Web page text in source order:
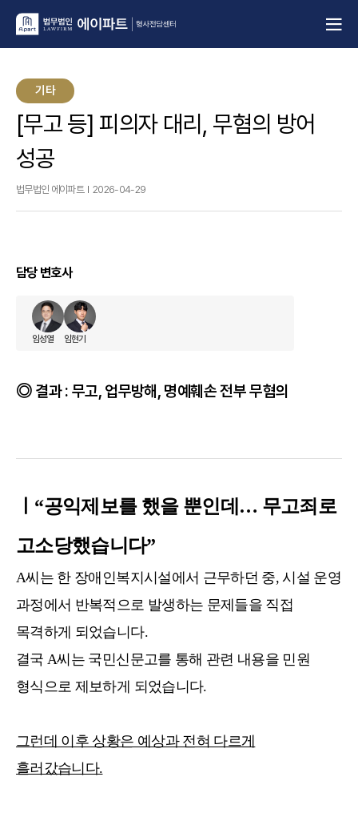
기타
[무고 등] 피의자 대리, 무혐의 방어
성공
법무법인 에이파트 2026-04-29
담당 변호사
임성열 임현기
결과 : 무고, 업무방해, 명예훼손 전부 무혐의
ㅣ“공익제보를 했을 뿐인데… 무고죄로
고소당했습니다”
A씨는 한 장애인복지시설에서 근무하던 중, 시설 운영
과정에서 반복적으로 발생하는 문제들을 직접
목격하게 되었습니다.
결국 A씨는 국민신문고를 통해 관련 내용을 민원
형식으로 제보하게 되었습니다.
그런데 이후 상황은 예상과 전혀 다르게
흘러갔습니다.